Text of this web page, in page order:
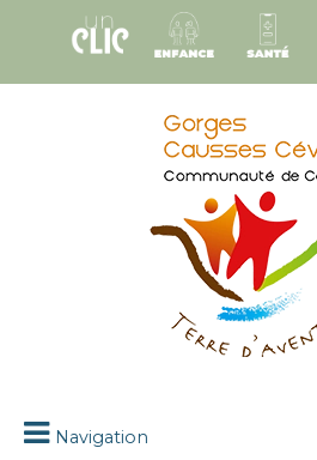
Navigation